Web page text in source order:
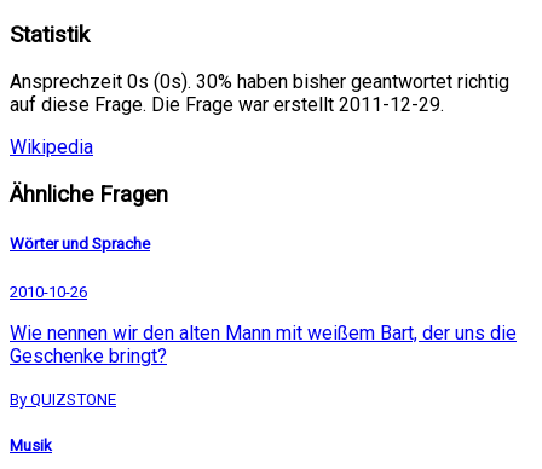
Statistik
Ansprechzeit 0s (0s). 30% haben bisher geantwortet richtig
auf diese Frage. Die Frage war erstellt 2011-12-29.
Wikipedia
Ähnliche Fragen
Wörter und Sprache
2010-10-26
Wie nennen wir den alten Mann mit weißem Bart, der uns die
Geschenke bringt?
By QUIZSTONE
Musik